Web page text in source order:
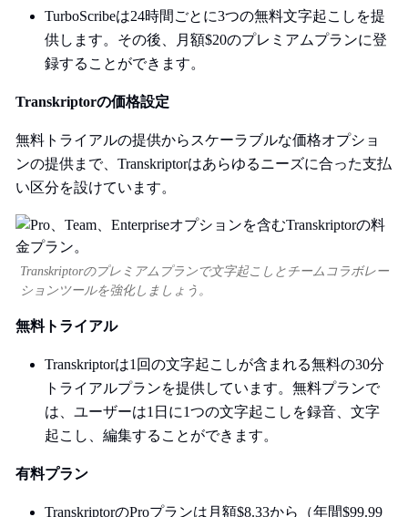
TurboScribeは24時間ごとに3つの無料文字起こしを提
供します。その後、月額$20のプレミアムプランに登
録することができます。
Transkriptorの価格設定
無料トライアルの提供からスケーラブルな価格オプショ
ンの提供まで、Transkriptorはあらゆるニーズに合った支払
い区分を設けています。
Transkriptorのプレミアムプランで文字起こしとチームコラボレー
ションツールを強化しましょう。
無料トライアル
Transkriptorは1回の文字起こしが含まれる無料の30分
トライアルプランを提供しています。無料プランで
は、ユーザーは1日に1つの文字起こしを録音、文字
起こし、編集することができます。
有料プラン
TranskriptorのProプランは月額$8.33から（年間$99.99